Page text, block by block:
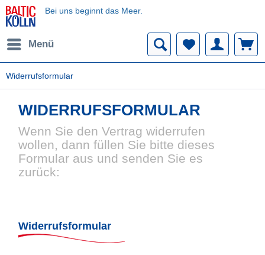
Bei uns beginnt das Meer.
Menü
Widerrufsformular
WIDERRUFSFORMULAR
Wenn Sie den Vertrag widerrufen
wollen, dann füllen Sie bitte dieses
Formular aus und senden Sie es
zurück:
Widerrufsformular